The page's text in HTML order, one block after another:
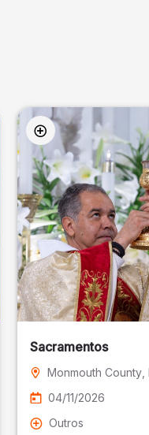
Sacramentos
Monmouth County,
04/11/2026
Outros